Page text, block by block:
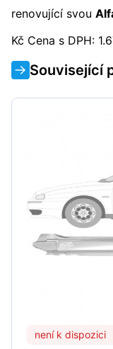
renovující svou
Kč Cena s DPH:
Související
není k dispozici